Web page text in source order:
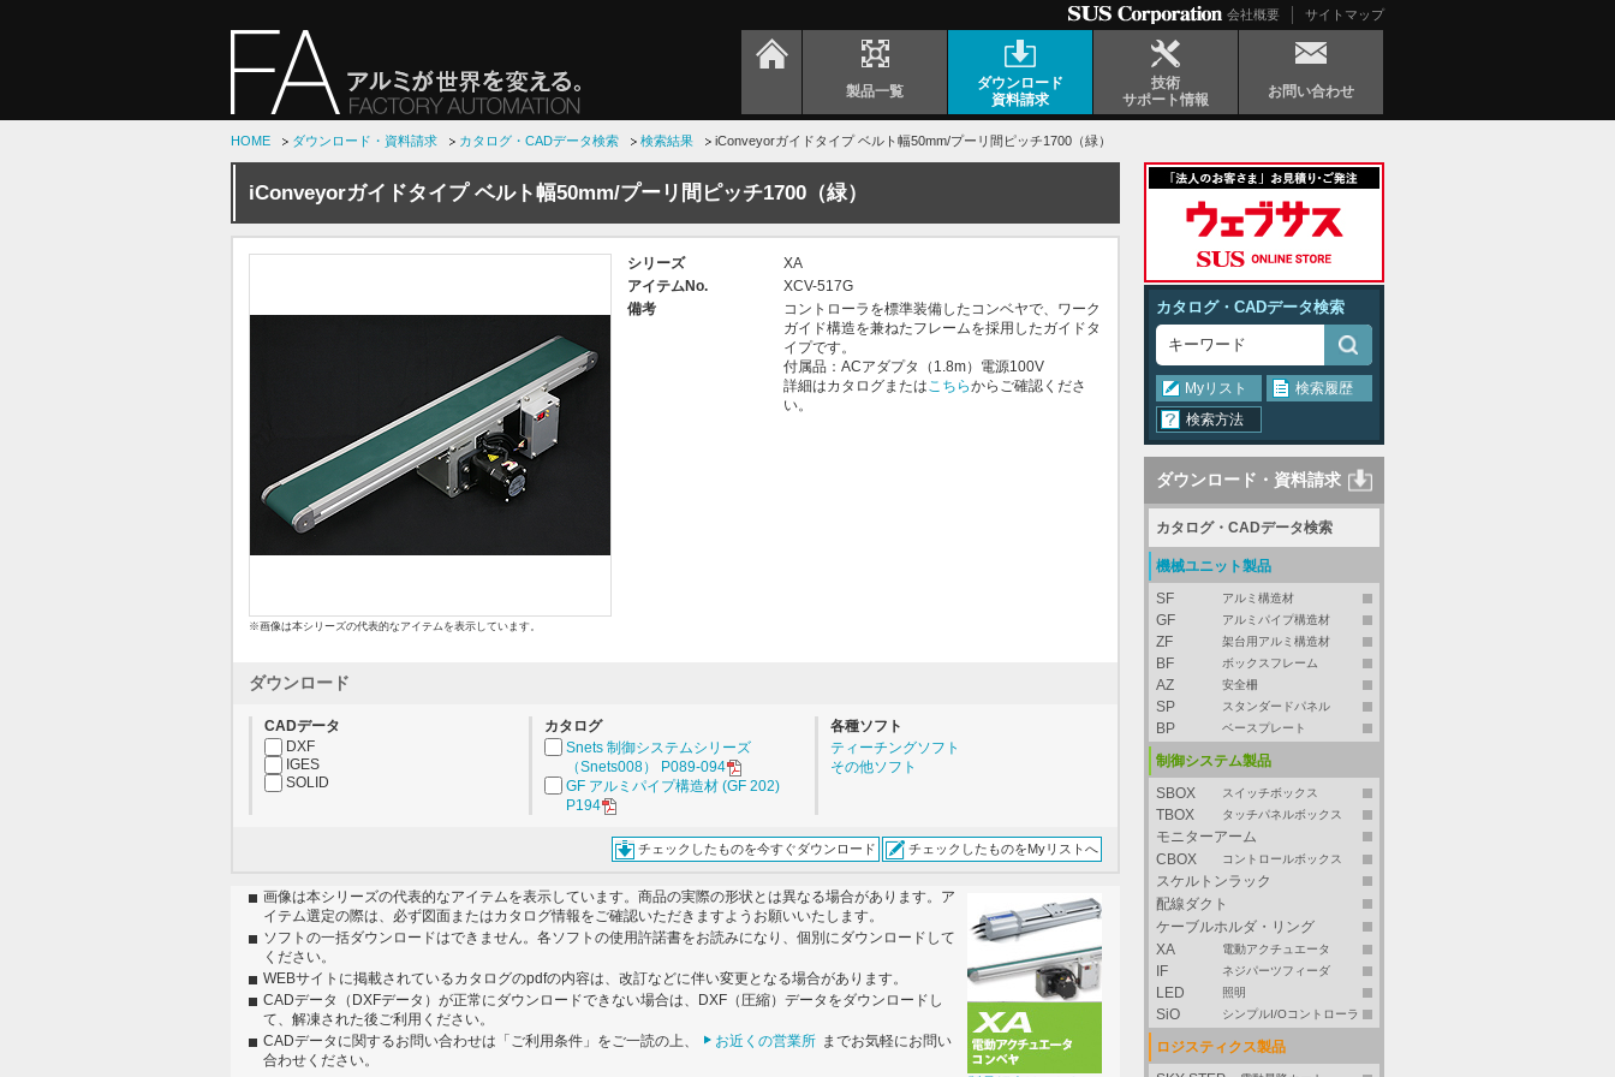
会社概要 サイトマップ
製品一覧
ダウンロード
資料請求
技術
サポート情報
お問い合わせ
HOME ダウンロード・資料請求 カタログ・CADデータ検索 検索結果 iConveyorガイドタイプ ベルト幅50mm/プーリ間ピッチ1700（緑）
iConveyorガイドタイプ ベルト幅50mm/プーリ間ピッチ1700（緑）
※画像は本シリーズの代表的なアイテムを表示しています。
シリーズ
XA
アイテムNo.
XCV-517G
備考
コントローラを標準装備したコンベヤで、ワーク
ガイド構造を兼ねたフレームを採用したガイドタ
イプです。
付属品：ACアダプタ（1.8m）電源100V
詳細はカタログまたはこちらからご確認くださ
い。
ダウンロード
CADデータ
DXF
IGES
SOLID
カタログ
Snets 制御システムシリーズ
（Snets008） P089-094
GF アルミパイプ構造材 (GF 202)
P194
各種ソフト
ティーチングソフト
その他ソフト
チェックしたものを今すぐダウンロード チェックしたものをMyリストへ
画像は本シリーズの代表的なアイテムを表示しています。商品の実際の形状とは異なる場合があります。ア
イテム選定の際は、必ず図面またはカタログ情報をご確認いただきますようお願いいたします。
ソフトの一括ダウンロードはできません。各ソフトの使用許諾書をお読みになり、個別にダウンロードして
ください。
WEBサイトに掲載されているカタログのpdfの内容は、改訂などに伴い変更となる場合があります。
CADデータ（DXFデータ）が正常にダウンロードできない場合は、DXF（圧縮）データをダウンロードし
て、解凍された後ご利用ください。
CADデータに関するお問い合わせは「ご利用条件」をご一読の上、
お近くの営業所 までお気軽にお問い
合わせください。
カタログ・CADデータ検索
Myリスト
検索履歴
検索方法
ダウンロード・資料請求
カタログ・CADデータ検索
機械ユニット製品
SF
アルミ構造材
GF アルミパイプ構造材
ZF 架台用アルミ構造材
BF ボックスフレーム
AZ 安全柵
SP スタンダードパネル
BP ベースプレート
制御システム製品
SBOX
スイッチボックス
TBOX タッチパネルボックス
モニターアーム
CBOX
コントロールボックス
スケルトンラック
配線ダクト
ケーブルホルダ・リング
XA
電動アクチュエータ
IF ネジパーツフィーダ
LED 照明
SiO シンプルI/Oコントローラ
ロジスティクス製品